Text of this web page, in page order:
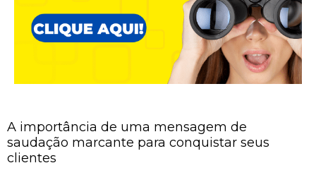
A importância de uma mensagem de
saudação marcante para conquistar seus
clientes